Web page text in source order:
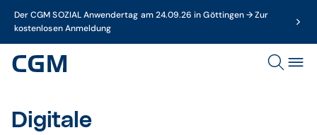
Der CGM SOZIAL Anwendertag am 24.09.26 in Göttingen → Zur
kostenlosen Anmeldung
Digitale